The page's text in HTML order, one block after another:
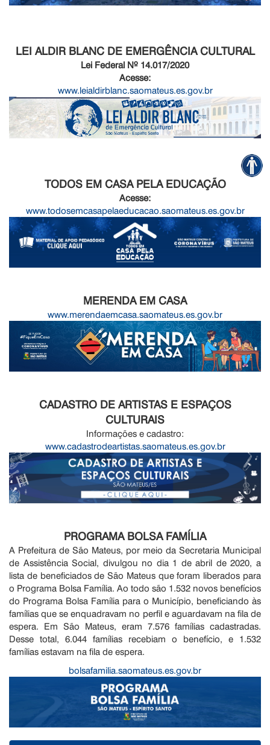
LEI ALDIR BLANC DE EMERGÊNCIA CULTURAL
Lei Federal Nº 14.017/2020
Acesse:
www.leialdirblanc.saomateus.es.gov.br
TODOS EM CASA PELA EDUCAÇÃO
Acesse:
www.todosemcasapelaeducacao.saomateus.es.gov.br
MERENDA EM CASA
www.merendaemcasa.saomateus.es.gov.br
CADASTRO DE ARTISTAS E ESPAÇOS
CULTURAIS
Informações e cadastro:
www.cadastrodeartistas.saomateus.es.gov.br
PROGRAMA BOLSA FAMÍLIA
A Prefeitura de São Mateus, por meio da Secretaria Municipal
de Assistência Social, divulgou no dia 1 de abril de 2020, a
lista de beneficiados de São Mateus que foram liberados para
o Programa Bolsa Família. Ao todo são 1.532 novos benefícios
do Programa Bolsa Família para o Município, beneficiando às
famílias que se enquadravam no perfil e aguardavam na fila de
espera. Em São Mateus, eram 7.576 famílias cadastradas.
Desse total, 6.044 famílias recebiam o benefício, e 1.532
famílias estavam na fila de espera.
bolsafamilia.saomateus.es.gov.br